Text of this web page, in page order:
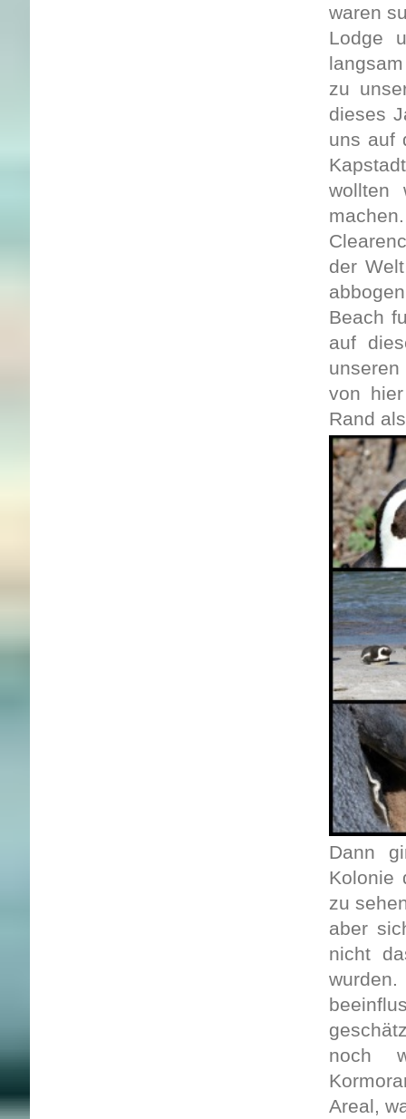
waren
Lodge
zu
dieses
uns auf
wollten
der
Beach
auf
von
Rand
Dann
Kolonie
zu
aber
nicht
noch
Areal,